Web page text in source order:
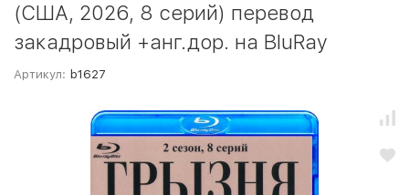
(США, 2026, 8 серий) перевод
закадровый +анг.дор. на BluRay
Артикул: b1627